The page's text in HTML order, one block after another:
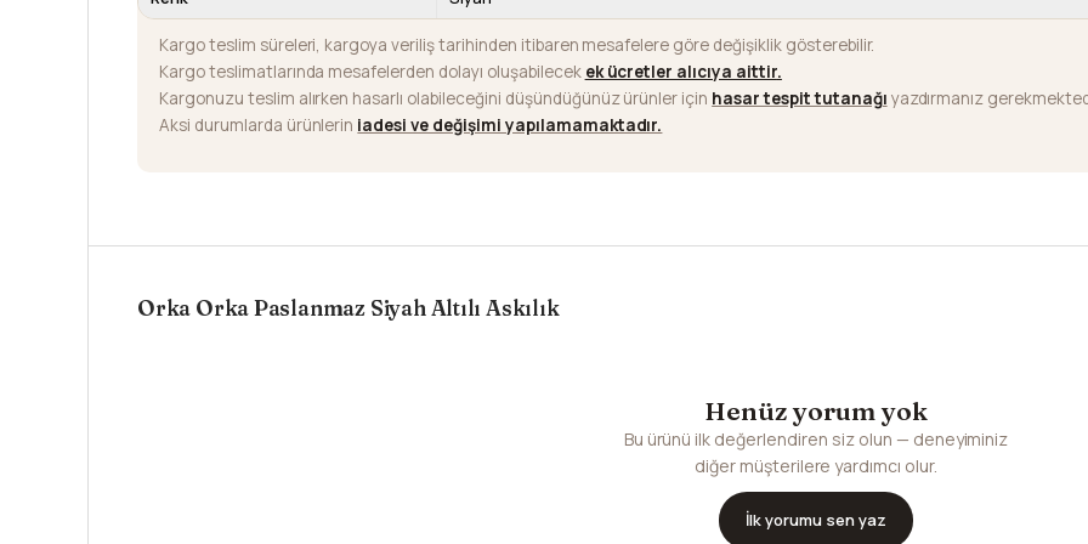
Kargo teslim süreleri, kargoya veriliş tarihinden itibaren mesafelere göre değişiklik gösterebilir.
Kargo teslimatlarında mesafelerden dolayı oluşabilecek ek ücretler alıcıya aittir.
Kargonuzu teslim alırken hasarlı olabileceğini düşündüğünüz ürünler için hasar tespit tutanağı yazdırmanız
Aksi durumlarda ürünlerin iadesi ve değişimi yapılamamaktadır.
Orka Orka Paslanmaz Siyah Altılı Askılık
Henüz yorum yok
Bu ürünü ilk değerlendiren siz olun — deneyiminiz
diğer müşterilere yardımcı olur.
İlk yorumu sen yaz